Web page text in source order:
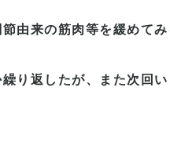
由来の筋肉等を緩めて
り返したが、また次回